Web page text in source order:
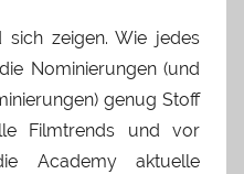
sich zeigen. Wie jedes
Nominierungen (und
genug Stoff
Filmtrends und vor
Academy aktuelle